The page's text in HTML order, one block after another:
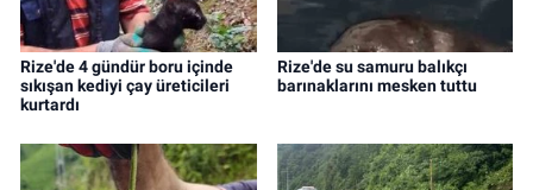
Rize'de 4 gündür boru içinde
sıkışan kediyi çay üreticileri
kurtardı
Rize'de su samuru balıkçı
barınaklarını mesken tuttu